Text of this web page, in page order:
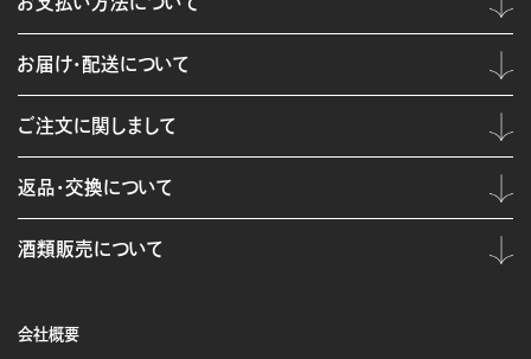
会社概要
お届け・配送について
ご注文に関しまして
返品・交換について
酒類販売について